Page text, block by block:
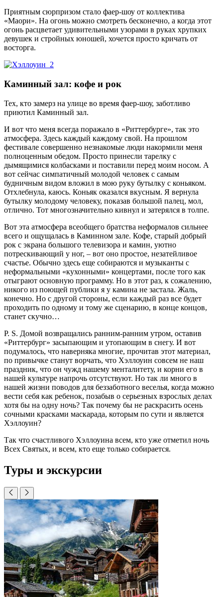
Приятным сюрпризом стало фаер-шоу от коллектива
«Маори». На огонь можно смотреть бесконечно, а когда этот
огонь расцветает удивительными узорами в руках хрупких
девушек и стройных юношей, хочется просто кричать от
восторга.
Каминный зал: кофе и рок
Тех, кто замерз на улице во время фаер-шоу, заботливо
приютил Каминный зал.
И вот что меня всегда поражало в «Риттербурге», так это
атмосфера. Здесь каждый каждому свой. На прошлом
фестивале совершенно незнакомые люди накормили меня
полноценным обедом. Просто принесли тарелку с
дымящимися колбасками и поставили перед моим носом. А
вот сейчас симпатичный молодой человек с самым
будничным видом вложил в мою руку бутылку с коньяком.
Отхлебнула, каюсь. Коньяк оказался вкусным. Я вернула
бутылку молодому человеку, показав большой палец, мол,
отлично. Тот многозначительно кивнул и затерялся в толпе.
Вот эта атмосфера всеобщего братства неформалов сильнее
всего и ощущалась в Каминном зале. Кофе, старый добрый
рок с экрана большого телевизора и камин, уютно
потрескивающий у ног, – вот оно простое, незатейливое
счастье. Обычно здесь еще собираются и музыканты с
неформальными «кухонными» концертами, после того как
отыграют основную программу. Но в этот раз, к сожалению,
никого из поющей публики я у камина не застала. Жаль,
конечно. Но с другой стороны, если каждый раз все будет
проходить по одному и тому же сценарию, в конце концов,
станет скучно…
P. S. Домой возвращались ранним-ранним утром, оставив
«Риттербург» засыпающим и утопающим в снегу. И вот
подумалось, что наверняка многие, прочитав этот материал,
по привычке станут ворчать, что Хэллоуин совсем не наш
праздник, что он чужд нашему менталитету, и корни его в
нашей культуре напрочь отсутствуют. Но так ли много в
нашей жизни поводов для беззаботного веселья, когда можно
вести себя как ребенок, позабыв о серьезных взрослых делах
хотя бы на одну ночь? Так почему бы не раскрасить осень
сочными красками маскарада, которым по сути и является
Хэллоуин?
Так что счастливого Хэллоуина всем, кто уже отметил ночь
Всех Святых, и всем, кто еще только собирается.
Туры и экскурсии